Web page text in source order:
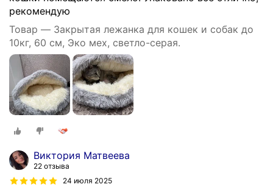
рекомендую
Товар — Закрытая лежанка для кошек и собак до
10кг, 60 см, Эко мех, светло-серая.
Виктория Матвеева
22 отзыва
24 июля 2025